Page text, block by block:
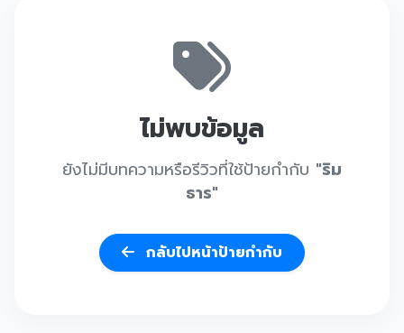
ไม่พบข้อมูล
ยังไม่มีบทความหรือรีวิวที่ใช้ป้ายกำกับ "ริม
ธาร"
กลับไปหน้าป้ายกำกับ